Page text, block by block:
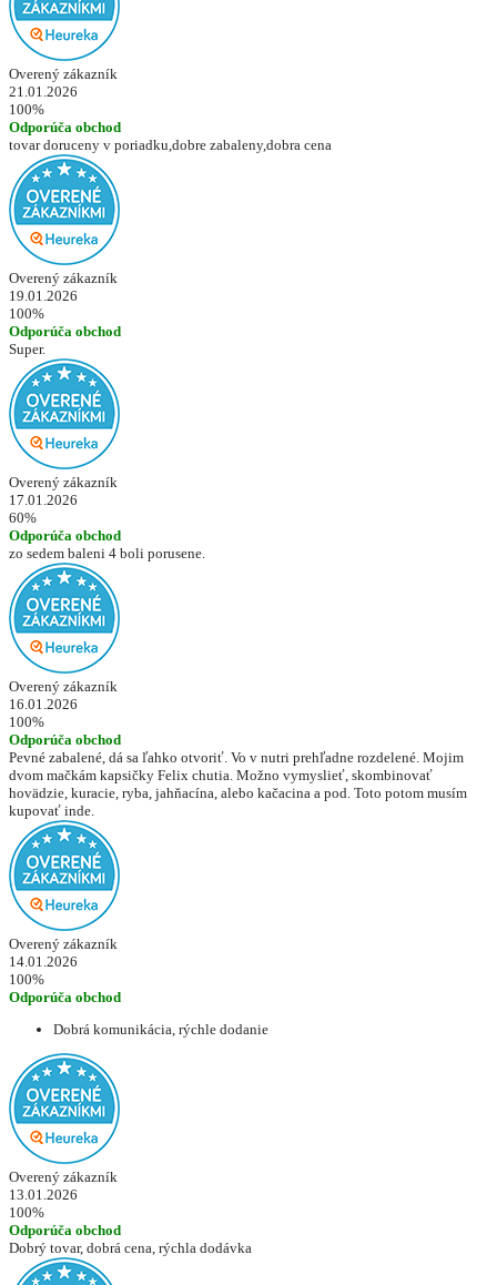
Overený zákazník
21.01.2026
100%
Odporúča obchod
tovar doruceny v poriadku,dobre zabaleny,dobra cena
Overený zákazník
19.01.2026
100%
Odporúča obchod
Super.
Overený zákazník
17.01.2026
60%
Odporúča obchod
zo sedem baleni 4 boli porusene.
Overený zákazník
16.01.2026
100%
Odporúča obchod
Pevné zabalené, dá sa ľahko otvoriť. Vo v nutri prehľadne rozdelené. Mojim
dvom mačkám kapsičky Felix chutia. Možno vymyslieť, skombinovať
hovädzie, kuracie, ryba, jahňacína, alebo kačacina a pod. Toto potom musím
kupovať inde.
Overený zákazník
14.01.2026
100%
Odporúča obchod
Dobrá komunikácia, rýchle dodanie
Overený zákazník
13.01.2026
100%
Odporúča obchod
Dobrý tovar, dobrá cena, rýchla dodávka